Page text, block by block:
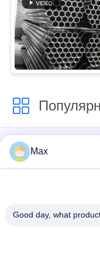
Труба сплава
никеля
труба аустенитной
Max
Good day, what